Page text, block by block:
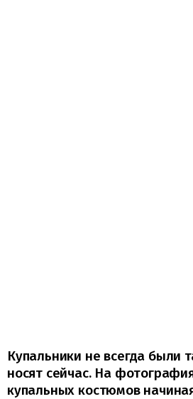
Купальники не всегда были
носят сейчас. На
купальных костюмов